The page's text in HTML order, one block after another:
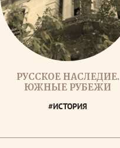
РУССКОЕ НАСЛЕДИЕ.
ЮЖНЫЕ РУБЕЖИ
#ИСТОРИЯ